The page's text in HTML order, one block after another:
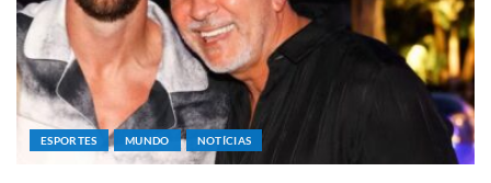
ESPORTES MUNDO NOTÍCIAS